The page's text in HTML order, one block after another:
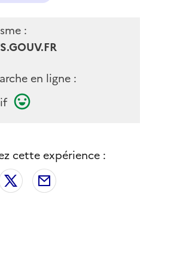
:
en ligne :
cette expérience :
sur Facebook
Partager sur X